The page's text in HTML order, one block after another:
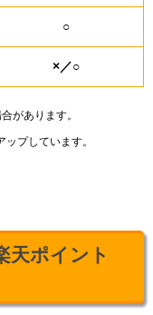
○
×／○
があります。
プしています。
天ポイント